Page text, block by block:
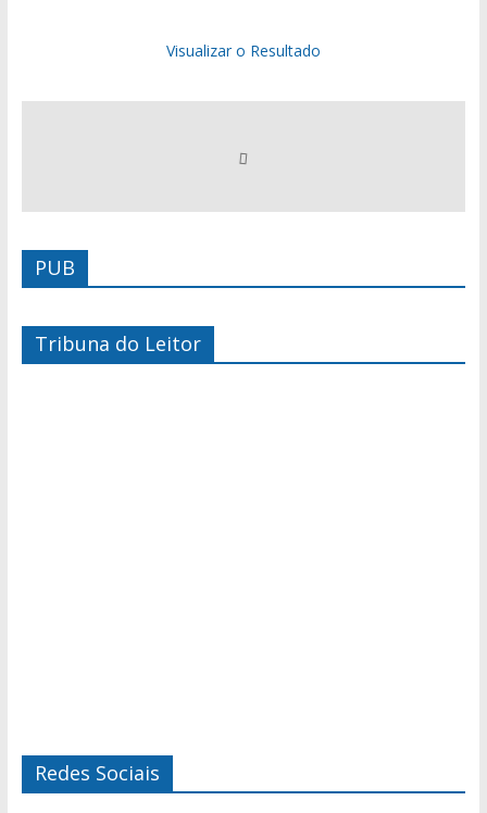
Visualizar o Resultado
PUB
Tribuna do Leitor
Redes Sociais